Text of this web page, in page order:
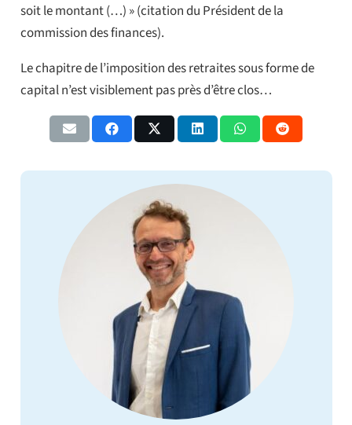
soit le montant (…) » (citation du Président de la
commission des finances).
Le chapitre de l’imposition des retraites sous forme de
capital n’est visiblement pas près d’être clos…